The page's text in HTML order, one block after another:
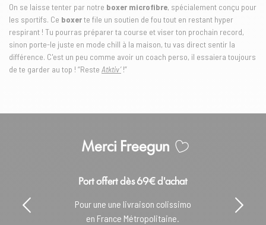
On se laisse tenter par notre boxer microfibre, spécialement conçu pour
les sportifs. Ce boxerte file un soutien de fou tout en restant hyper
respirant ! Tu pourras préparer ta course et viser ton prochain record,
sinon porte-le juste en mode chill à la maison, tu vas direct sentir la
différence. C'est un peu comme avoir un coach perso, il essaiera toujours
de te garder au top ! “Reste Atktiv’!”
Merci Freegun
Paiement sécurisé
Paiement 100% sécurisé
avec CB & Paypal.